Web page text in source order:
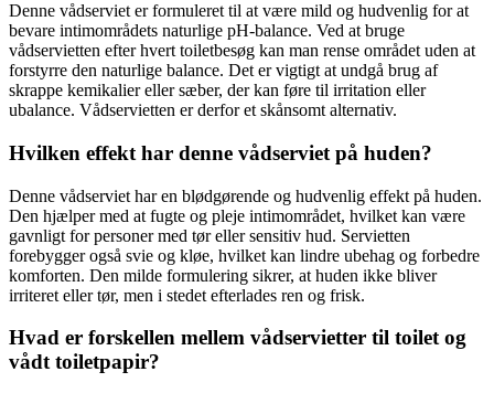
Denne vådserviet er formuleret til at være mild og hudvenlig for at
bevare intimområdets naturlige pH-balance. Ved at bruge
vådservietten efter hvert toiletbesøg kan man rense området uden at
forstyrre den naturlige balance. Det er vigtigt at undgå brug af
skrappe kemikalier eller sæber, der kan føre til irritation eller
ubalance. Vådservietten er derfor et skånsomt alternativ.
Hvilken effekt har denne vådserviet på huden?
Denne vådserviet har en blødgørende og hudvenlig effekt på huden.
Den hjælper med at fugte og pleje intimområdet, hvilket kan være
gavnligt for personer med tør eller sensitiv hud. Servietten
forebygger også svie og kløe, hvilket kan lindre ubehag og forbedre
komforten. Den milde formulering sikrer, at huden ikke bliver
irriteret eller tør, men i stedet efterlades ren og frisk.
Hvad er forskellen mellem vådservietter til toilet og
vådt toiletpapir?